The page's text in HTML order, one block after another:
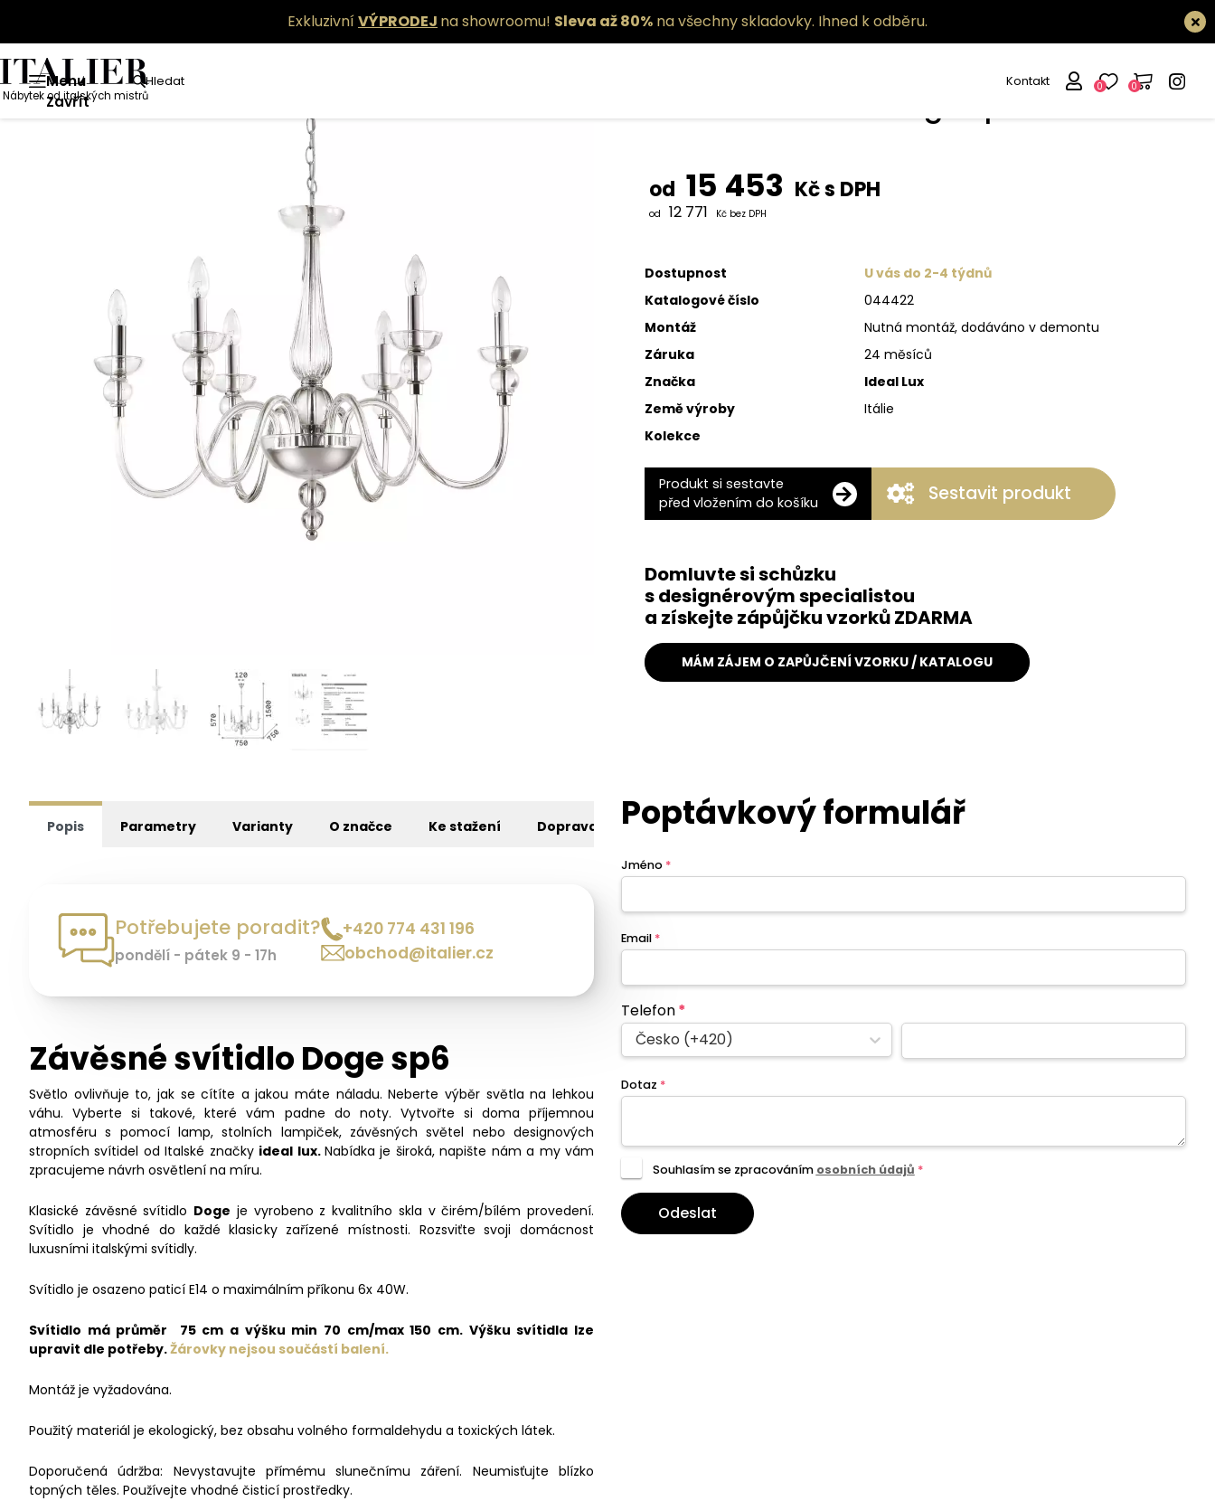
ExkluzivníVÝPRODEJ na showroomu! Sleva až 80% na všechny skladovky. Ihned k odběru.
Menu
Zavřít
Hledat
Nábytek od italských mistrů
Kontakt 0 0
od 15 453 Kč s DPH
od 12 771 Kč bez DPH
Dostupnost
U vás do 2-4 týdnů
Katalogové číslo
044422
Montáž
Nutná montáž, dodáváno v demontu
Záruka
24 měsíců
Značka
Ideal Lux
Země výroby
Itálie
Kolekce
Produkt si sestavte
před vložením do košíku
Sestavit produkt
Domluvte si schůzku
s designérovým specialistou
a získejte zápůjčku vzorků ZDARMA
MÁM ZÁJEM O ZAPŮJČENÍ VZORKU / KATALOGU
Popis Parametry Varianty O značce Ke stažení Doprava
Potřebujete poradit?
pondělí - pátek 9 - 17h
+420 774 431 196
obchod@italier.cz
Závěsné svítidlo Doge sp6
Světlo ovlivňuje to, jak se cítíte a jakou máte náladu. Neberte výběr světla na lehkou
váhu. Vyberte si takové, které vám padne do noty. Vytvořte si doma příjemnou
atmosféru s pomocí lamp, stolních lampiček, závěsných světel nebo designových
stropních svítidel od Italské značky ideal lux.Nabídka je široká, napište nám a my vám
zpracujeme návrh osvětlení na míru.
Klasické závěsné svítidlo Doge je vyrobeno z kvalitního skla v čirém/bílém provedení.
Svítidlo je vhodné do každé klasicky zařízené místnosti. Rozsviťte svoji domácnost
luxusními italskými svítidly.
Svítidlo je osazeno paticí E14 o maximálním příkonu 6x 40W.
Svítidlo má průměr 75 cm a výšku min 70 cm/max 150 cm. Výšku svítidla lze
upravit dle potřeby.Žárovky nejsou součástí balení.
Montáž je vyžadována.
Použitý materiál je ekologický, bez obsahu volného formaldehydu a toxických látek.
Doporučená údržba: Nevystavujte přímému slunečnímu záření. Neumisťujte blízko
topných těles. Používejte vhodné čisticí prostředky.
Poptávkový formulář
Jméno *
Email *
Telefon*
Česko (+420)
Dotaz *
Souhlasím se zpracováním osobních údajů *
Odeslat